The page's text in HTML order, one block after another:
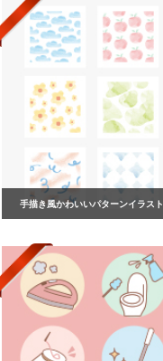
手描き風かわいいパターンイラスト